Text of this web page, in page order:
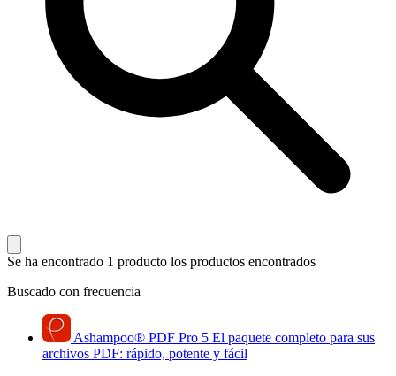
Se ha encontrado 1 producto los productos encontrados
Buscado con frecuencia
Ashampoo® PDF Pro 5 El paquete completo para sus
archivos PDF: rápido, potente y fácil